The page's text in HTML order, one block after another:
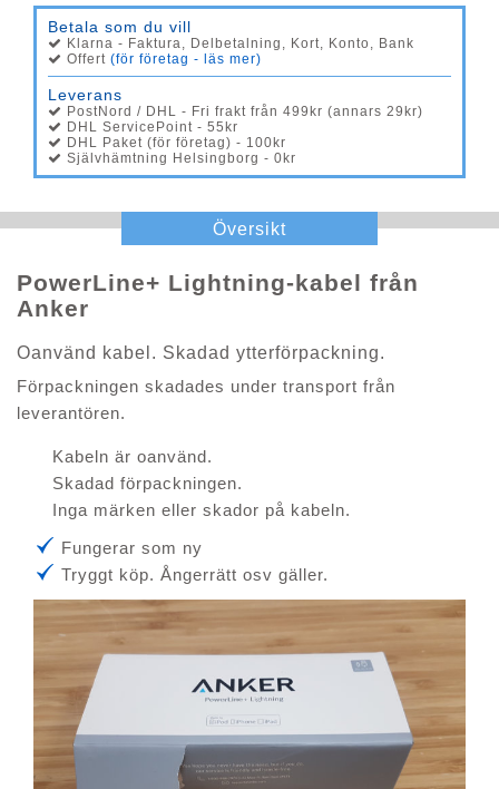
Betala som du vill
Klarna - Faktura, Delbetalning, Kort, Konto, Bank
Offert (för företag - läs mer)
Leverans
PostNord / DHL - Fri frakt från 499kr (annars 29kr)
DHL ServicePoint - 55kr
DHL Paket (för företag) - 100kr
Självhämtning Helsingborg - 0kr
Översikt
PowerLine+ Lightning-kabel från
Anker
Oanvänd kabel. Skadad ytterförpackning.
Förpackningen skadades under transport från
leverantören.
Kabeln är oanvänd.
Skadad förpackningen.
Inga märken eller skador på kabeln.
Fungerar som ny
Tryggt köp. Ångerrätt osv gäller.